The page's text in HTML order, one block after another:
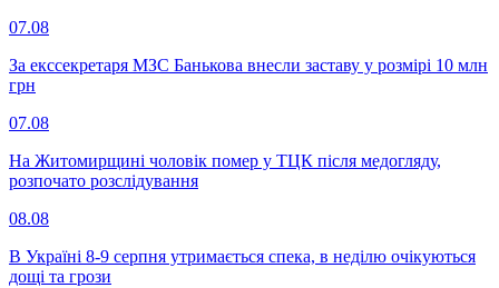
07.08
За екссекретаря МЗС Банькова внесли заставу у розмірі 10 млн
грн
07.08
На Житомирщині чоловік помер у ТЦК після медогляду,
розпочато розслідування
08.08
В Україні 8-9 серпня утримається спека, в неділю очікуються
дощі та грози